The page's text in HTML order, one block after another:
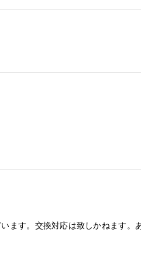
す。交換対応は致しかねます。